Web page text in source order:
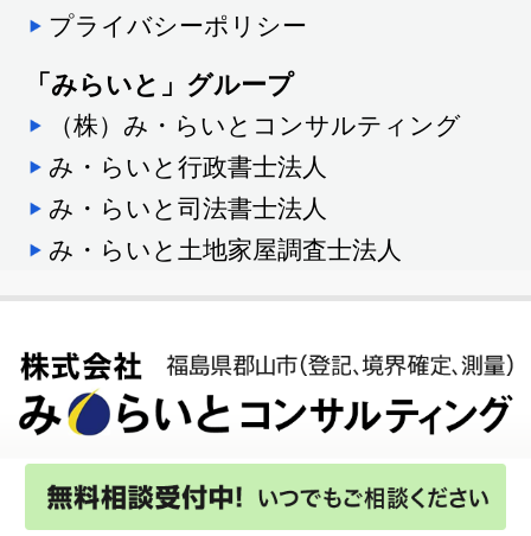
プライバシーポリシー
「みらいと」グループ
（株）み・らいとコンサルティング
み・らいと行政書士法人
み・らいと司法書士法人
み・らいと土地家屋調査士法人